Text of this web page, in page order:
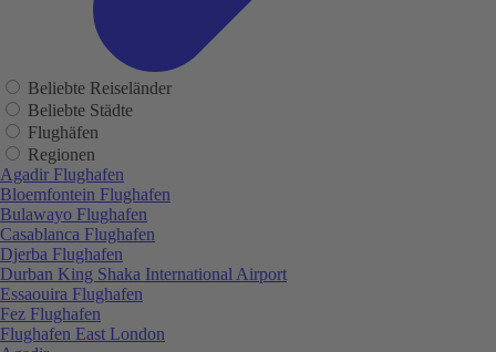
Beliebte Reiseländer
Beliebte Städte
Flughäfen
Regionen
Agadir Flughafen
Bloemfontein Flughafen
Bulawayo Flughafen
Casablanca Flughafen
Djerba Flughafen
Durban King Shaka International Airport
Essaouira Flughafen
Fez Flughafen
Flughafen East London